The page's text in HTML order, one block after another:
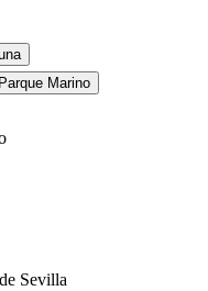
Marino
Sevilla